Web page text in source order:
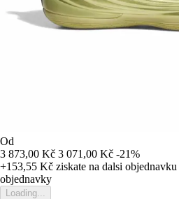
Od
3 873,00 Kč 3 071,00 Kč -21%
+153,55 Kč ziskate na dalsi objednavku
objednavky
Loading...